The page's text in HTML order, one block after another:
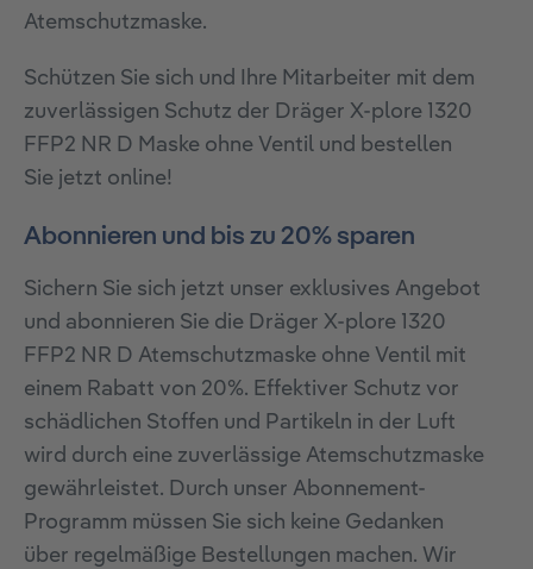
Atemschutzmaske.
Schützen Sie sich und Ihre Mitarbeiter mit dem
zuverlässigen Schutz der Dräger X-plore 1320
FFP2 NR D Maske ohne Ventil und bestellen
Sie jetzt online!
Abonnieren und bis zu 20% sparen
Sichern Sie sich jetzt unser exklusives Angebot
und abonnieren Sie die Dräger X-plore 1320
FFP2 NR D Atemschutzmaske ohne Ventil mit
einem Rabatt von 20%. Effektiver Schutz vor
schädlichen Stoffen und Partikeln in der Luft
wird durch eine zuverlässige Atemschutzmaske
gewährleistet. Durch unser Abonnement-
Programm müssen Sie sich keine Gedanken
über regelmäßige Bestellungen machen. Wir